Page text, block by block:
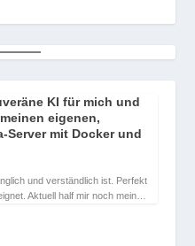
KI für mich und
eigenen,
Server mit Docker und
und verständlich ist. Perfekt
Aktuell half mir noch mein…